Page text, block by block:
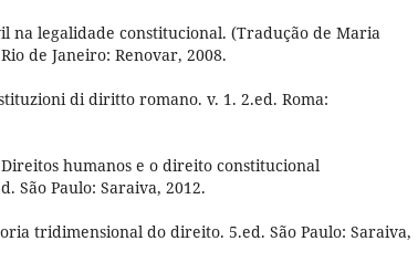
na legalidade constitucional. (Tradução de Maria
de Janeiro: Renovar, 2008.
di diritto romano. v. 1. 2.ed. Roma:
Direitos humanos e o direito constitucional
São Paulo: Saraiva, 2012.
tridimensional do direito. 5.ed. São Paulo: Saraiva,